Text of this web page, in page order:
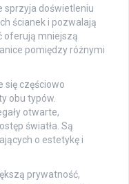
sprzyja doświetleniu
ścianek i pozwalają
oferują mniejszą
pomiędzy różnymi
się częściowo
obu typów.
otwarte,
światła. Są
o estetykę i
prywatność,